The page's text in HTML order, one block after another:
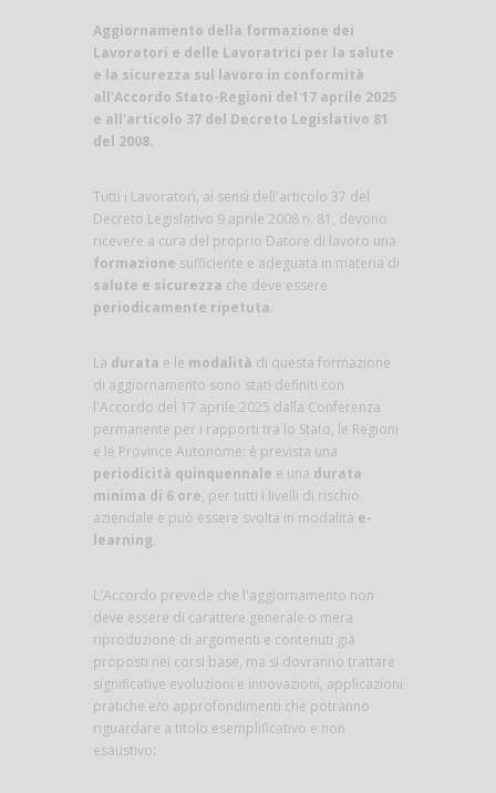
Aggiornamento della formazione dei
Lavoratori e delle Lavoratrici per la salute
e la sicurezza sul lavoro in conformità
all'Accordo Stato-Regioni del 17 aprile 2025
e all'articolo 37 del Decreto Legislativo 81
del 2008.
Tutti i Lavoratori, ai sensi dell'articolo 37 del
Decreto Legislativo 9 aprile 2008 n. 81, devono
ricevere a cura del proprio Datore di lavoro una
formazione sufficiente e adeguata in materia di
salute e sicurezza che deve essere
periodicamente ripetuta.
La durata e le modalità di questa formazione
di aggiornamento sono stati definiti con
l'Accordo del 17 aprile 2025 dalla Conferenza
permanente per i rapporti tra lo Stato, le Regioni
e le Province Autonome: è prevista una
periodicità quinquennale e una durata
minima di 6 ore, per tutti i livelli di rischio
aziendale e può essere svolta in modalità e-
learning.
L'Accordo prevede che l'aggiornamento non
deve essere di carattere generale o mera
riproduzione di argomenti e contenuti già
proposti nei corsi base, ma si dovranno trattare
significative evoluzioni e innovazioni, applicazioni
pratiche e/o approfondimenti che potranno
riguardare a titolo esemplificativo e non
esaustivo: